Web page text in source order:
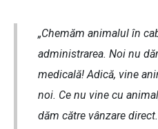
„Chemăm animalul în
administrarea. Noi nu
medicală! Adică, vine
noi. Ce nu vine cu
dăm către vânzare